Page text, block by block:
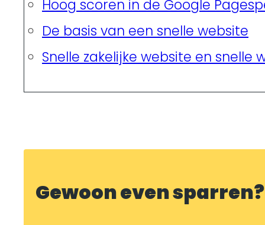
Hoog scoren in de Google
De basis van een snelle website
Snelle zakelijke website en snelle
Gewoon even sparren?